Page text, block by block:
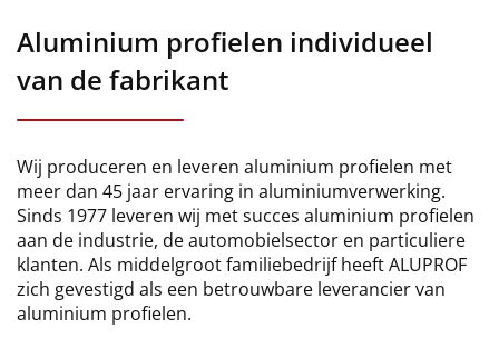
Aluminium profielen individueel
van de fabrikant
Wij produceren en leveren aluminium profielen met
meer dan 45 jaar ervaring in aluminiumverwerking.
Sinds 1977 leveren wij met succes aluminium profielen
aan de industrie, de automobielsector en particuliere
klanten. Als middelgroot familiebedrijf heeft ALUPROF
zich gevestigd als een betrouwbare leverancier van
aluminium profielen.